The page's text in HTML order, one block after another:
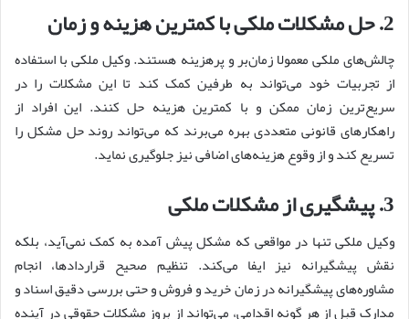
2. حل مشکلات ملکی با کمترین هزینه و زمان
چالش‌های ملکی معمولا زمان‌بر و پرهزینه هستند. وکیل ملکی با استفاده
از تجربیات خود می‌تواند به طرفین کمک کند تا این مشکلات را در
سریع‌ترین زمان ممکن و با کمترین هزینه حل کنند. این افراد از
راهکارهای قانونی متعددی بهره می‌برند که می‌تواند روند حل مشکل را
تسریع کند و از وقوع هزینه‌های اضافی نیز جلوگیری نماید.
3. پیشگیری از مشکلات ملکی
وکیل ملکی تنها در مواقعی که مشکل پیش آمده به کمک نمی‌آید، بلکه
نقش پیشگیرانه نیز ایفا می‌کند. تنظیم صحیح قراردادها، انجام
مشاوره‌های پیشگیرانه در زمان خرید و فروش و حتی بررسی دقیق اسناد و
مدارک قبل از هر گونه اقدامی، می‌تواند از بروز مشکلات حقوقی در آینده